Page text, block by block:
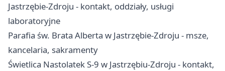
Jastrzębie-Zdroju - kontakt, oddziały, usługi
laboratoryjne
Parafia św. Brata Alberta w Jastrzębie-Zdroju - msze,
kancelaria, sakramenty
Świetlica Nastolatek S-9 w Jastrzębiu-Zdroju - kontakt,